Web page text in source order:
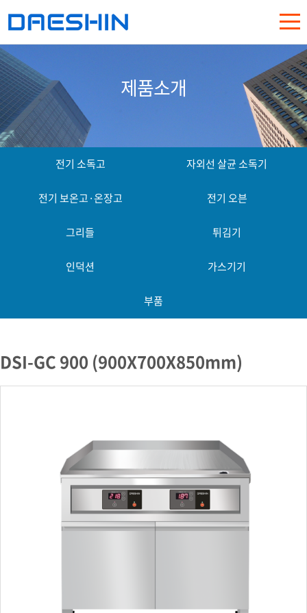
제품소개
전기 소독고 자외선 살균 소독기
전기 보온고·온장고 전기 오븐
그리들 튀김기
인덕션 가스기기
부품
DSI-GC 900 (900X700X850mm)